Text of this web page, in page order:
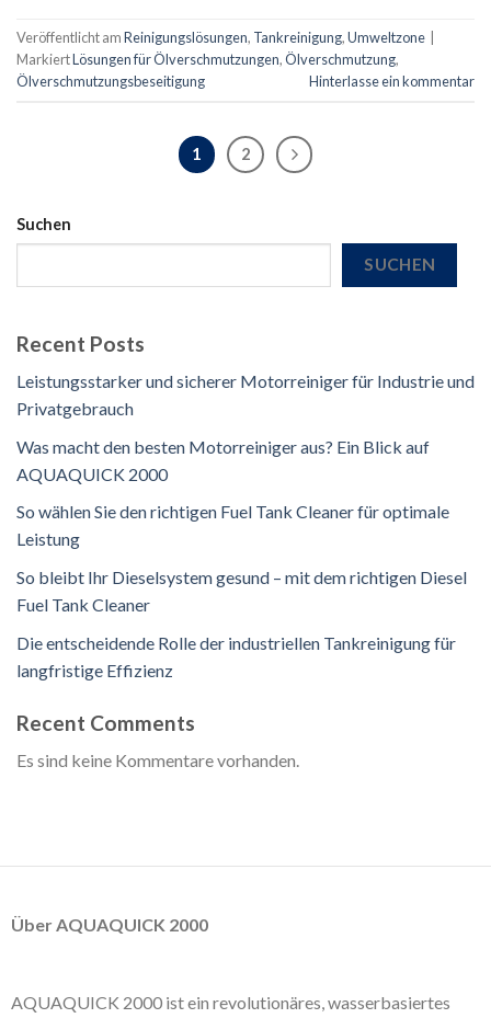
Veröffentlicht amReinigungslösungen, Tankreinigung,Umweltzone
MarkiertLösungen für Ölverschmutzungen,Ölverschmutzung,
Ölverschmutzungsbeseitigung
Hinterlasse ein kommentar
1 2
Suchen
SUCHEN
Recent Posts
Leistungsstarker und sicherer Motorreiniger für Industrie und
Privatgebrauch
Was macht den besten Motorreiniger aus? Ein Blick auf
AQUAQUICK 2000
So wählen Sie den richtigen Fuel Tank Cleaner für optimale
Leistung
So bleibt Ihr Dieselsystem gesund – mit dem richtigen Diesel
Fuel Tank Cleaner
Die entscheidende Rolle der industriellen Tankreinigung für
langfristige Effizienz
Recent Comments
Es sind keine Kommentare vorhanden.
Über AQUAQUICK 2000
AQUAQUICK 2000 ist ein revolutionäres, wasserbasiertes